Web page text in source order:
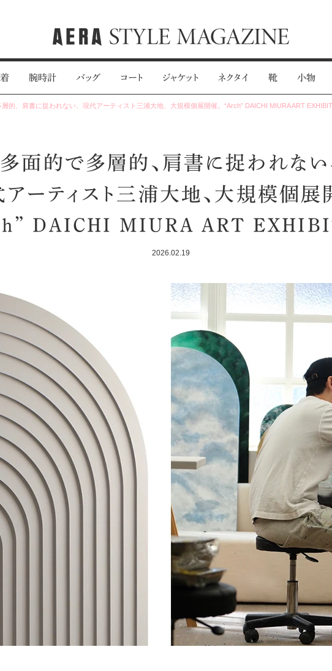
腕時計 バッグ コート ジャケット ネクタイ 靴 小物
層的、肩書に捉われない、現代アーティスト三浦大地、大規模個展開催。“Arch” DAICHI MIURA ART
多面的で多層的、肩書に捉われない
ーティスト三浦大地、大規模個展
DAICHI MIURA ART
2026.02.19